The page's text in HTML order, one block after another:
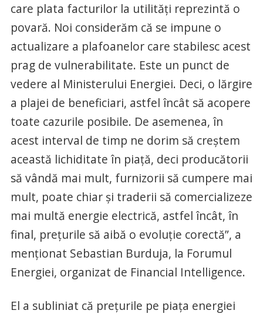
care plata facturilor la utilităţi reprezintă o
povară. Noi considerăm că se impune o
actualizare a plafoanelor care stabilesc acest
prag de vulnerabilitate. Este un punct de
vedere al Ministerului Energiei. Deci, o lărgire
a plajei de beneficiari, astfel încât să acopere
toate cazurile posibile. De asemenea, în
acest interval de timp ne dorim să creştem
această lichiditate în piaţă, deci producătorii
să vândă mai mult, furnizorii să cumpere mai
mult, poate chiar şi traderii să comercializeze
mai multă energie electrică, astfel încât, în
final, preţurile să aibă o evoluţie corectă”, a
menţionat Sebastian Burduja, la Forumul
Energiei, organizat de Financial Intelligence.
El a subliniat că preţurile pe piaţa energiei